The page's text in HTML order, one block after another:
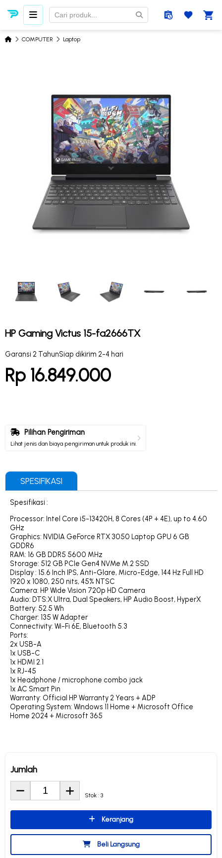
COMPUTER Laptop
HP Gaming Victus 15-fa2666TX
Garansi 2 TahunSiap dikirim 2-4 hari
Rp 16.849.000
Pilihan Pengiriman
Lihat jenis dan biaya pengiriman untuk produk ini.
SPESIFIKASI
Spesifikasi :
Processor: Intel Core i5-13420H, 8 Cores (4P + 4E), up to 4.60
GHz
Graphics: NVIDIA GeForce RTX 3050 Laptop GPU 6 GB
GDDR6
RAM: 16 GB DDR5 5600 MHz
Storage: 512 GB PCIe Gen4 NVMe M.2 SSD
Display : 15.6 Inch IPS, Anti-Glare, Micro-Edge, 144 Hz Full HD
1920 x 1080, 250 nits, 45% NTSC
Camera: HP Wide Vision 720p HD Camera
Audio: DTS:X Ultra, Dual Speakers, HP Audio Boost, HyperX
Battery: 52.5 Wh
Charger: 135 W Adapter
Connectivity: Wi-Fi 6E, Bluetooth 5.3
Ports:
2x USB-A
1x USB-C
1x HDMI 2.1
1x RJ-45
1x Headphone / microphone combo jack
1x AC Smart Pin
Warranty: Official HP Warranty 2 Years + ADP
Operating System: Windows 11 Home + Microsoft Office
Home 2024 + Microsoft 365
Jumlah
Stok : 3
Keranjang
Beli Langsung